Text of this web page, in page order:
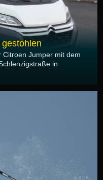
Citroen Jumper mit dem
in